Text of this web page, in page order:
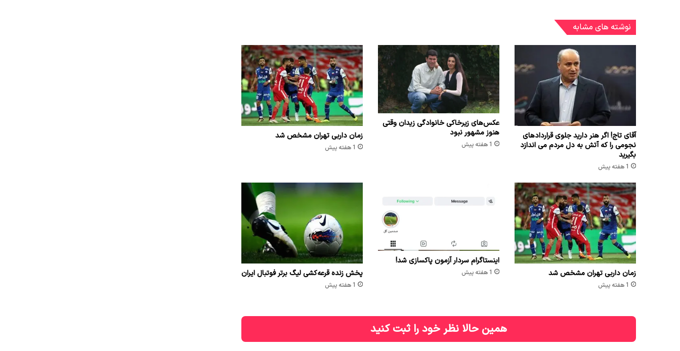
نوشته های مشابه
آقای تاج! اگر هنر دارید جلوی قراردادهای
نجومی را که آتش به دل مردم می اندازد
بگیرید
1 هفته پیش
عکس‌های زیرخاکی خانوادگی زیدان وقتی
هنوز مشهور نبود
1 هفته پیش
زمان داربی تهران مشخص شد
1 هفته پیش
زمان داربی تهران مشخص شد
1 هفته پیش
اینستاگرام سردار آزمون پاکسازی شد!
1 هفته پیش پخش زنده قرعه‌کشی لیگ برتر فوتبال ایران
1 هفته پیش
همین حالا نظر خود را ثبت کنید